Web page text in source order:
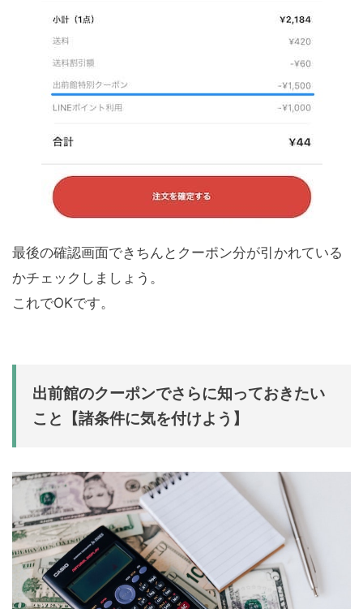
最後の確認画面できちんとクーポン分が引かれている
かチェックしましょう。
これでOKです。
出前館のクーポンでさらに知っておきたい
こと【諸条件に気を付けよう】